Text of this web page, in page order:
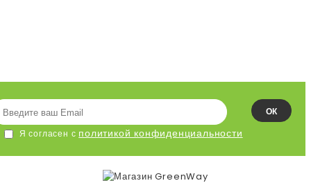
ОК
Я согласен с политикой конфиденциальности